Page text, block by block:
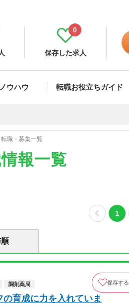
保存した求人
0
ウハウ 転職お役立ちガイド
職・募集一覧
報一覧
1
調剤薬局 保存する
育成に力を入れていま